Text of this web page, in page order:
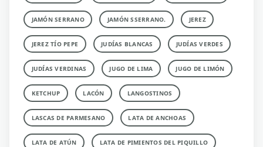
JAMÓN SERRANO JAMÓN SSERRANO. JEREZ
JEREZ TÍO PEPE JUDÍAS BLANCAS JUDÍAS VERDES
JUDÍAS VERDINAS JUGO DE LIMA JUGO DE LIMÓN
KETCHUP LACÓN LANGOSTINOS
LASCAS DE PARMESANO LATA DE ANCHOAS
LATA DE ATÚN LATA DE PIMIENTOS DEL PIQUILLO